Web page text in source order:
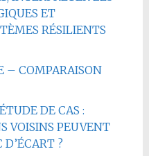
ET
RÉSILIENTS
– COMPARAISON
DE CAS :
VOISINS PEUVENT
D’ÉCART ?